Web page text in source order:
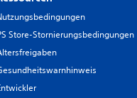
Store-Stornierungsbedingungen